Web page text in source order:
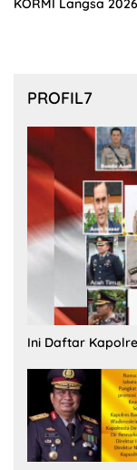
KORMI Langsa
PROFIL7
Ini Daftar